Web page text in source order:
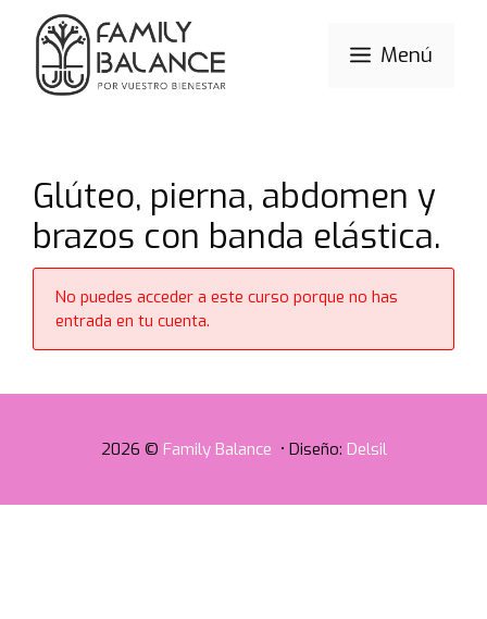
Saltar
contenido
Menú
Glúteo, pierna, abdomen y
brazos con banda elástica.
No puedes acceder a este curso porque no has
entrada en tu cuenta.
2026 © Family Balance • Diseño: Delsil